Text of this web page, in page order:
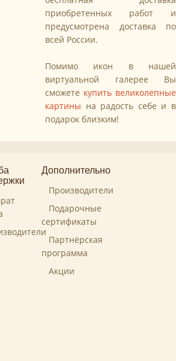
приобретенных работ и
предусмотрена доставка по
всей России.
Помимо икон в нашей
виртуальной галерее Вы
сможете купить великолепные
картины на радость себе и в
подарок близким!
Дополнительно
Производители
Подарочные
сертификаты
Партнёрская
программа
Акции